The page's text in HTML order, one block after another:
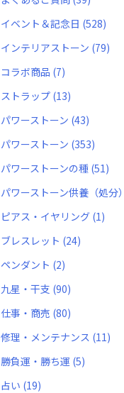
イベント＆記念日 (528)
インテリアストーン (79)
コラボ商品 (7)
ストラップ (13)
パワーストーン (43)
パワーストーン (353)
パワーストーンの種 (51)
パワーストーン供養（処分）
ピアス・イヤリング (1)
ブレスレット (24)
ペンダント (2)
九星・干支 (90)
仕事・商売 (80)
修理・メンテナンス (11)
勝負運・勝ち運 (5)
占い (19)